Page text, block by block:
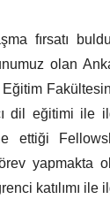
fırsatı
olan
Eğitim
dil eğitimi ile
ettiği
yapmakta
katılımı ile